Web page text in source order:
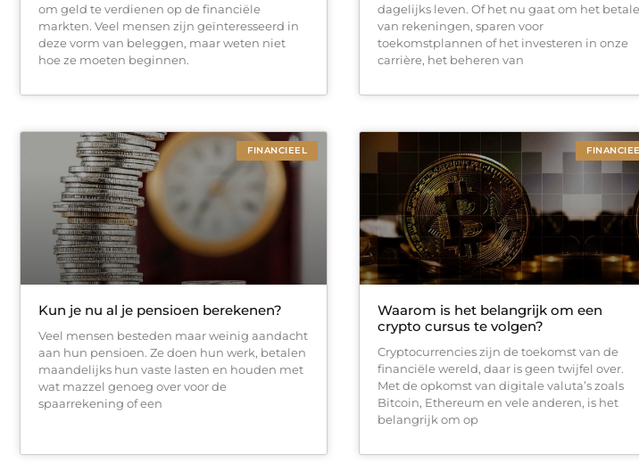
om geld te verdienen op de financiële
markten. Veel mensen zijn geïnteresseerd in
deze vorm van beleggen, maar weten niet
hoe ze moeten beginnen.
dagelijks leven. Of het nu gaat om het
van rekeningen, sparen voor
toekomstplannen of het investeren in onze
carrière, het beheren van
FINANCIEEL
Kun je nu al je pensioen berekenen?
Veel mensen besteden maar weinig aandacht
aan hun pensioen. Ze doen hun werk, betalen
maandelijks hun vaste lasten en houden met
wat mazzel genoeg over voor de
spaarrekening of een
Waarom is het belangrijk om een
crypto cursus te volgen?
Cryptocurrencies zijn de toekomst van de
financiële wereld, daar is geen twijfel over.
Met de opkomst van digitale valuta’s zoals
Bitcoin, Ethereum en vele anderen, is het
belangrijk om op